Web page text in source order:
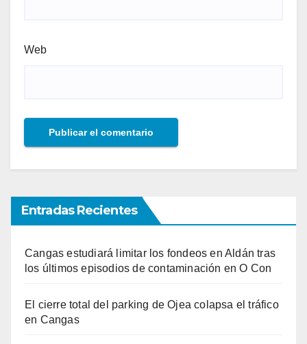
Web
Entradas Recientes
Cangas estudiará limitar los fondeos en Aldán tras
los últimos episodios de contaminación en O Con
El cierre total del parking de Ojea colapsa el tráfico
en Cangas